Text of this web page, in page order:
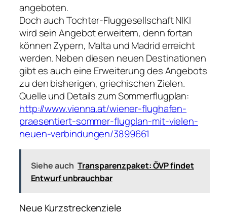
angeboten.
Doch auch Tochter-Fluggesellschaft NIKI
wird sein Angebot erweitern, denn fortan
können Zypern, Malta und Madrid erreicht
werden. Neben diesen neuen Destinationen
gibt es auch eine Erweiterung des Angebots
zu den bisherigen, griechischen Zielen.
Quelle und Details zum Sommerflugplan:
http://www.vienna.at/wiener-flughafen-
praesentiert-sommer-flugplan-mit-vielen-
neuen-verbindungen/3899661
Siehe auch Transparenzpaket: ÖVP findet
Entwurf unbrauchbar
Neue Kurzstreckenziele